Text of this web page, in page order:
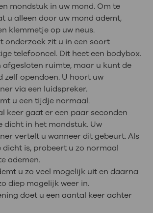
mondstuk in uw mond. Om te
u alleen door uw mond ademt,
klemmetje op uw neus.
onderzoek zit u in een soort
telefooncel. Dit heet een bodybox.
afgesloten ruimte, maar u kunt de
zelf opendoen. U hoort uw
via een luidspreker.
u een tijdje normaal.
keer gaat er een paar seconden
dicht in het mondstuk. Uw
vertelt u wanneer dit gebeurt. Als
dicht is, probeert u zo normaal
ademen.
u zo veel mogelijk uit en daarna
diep mogelijk weer in.
doet u een aantal keer achter